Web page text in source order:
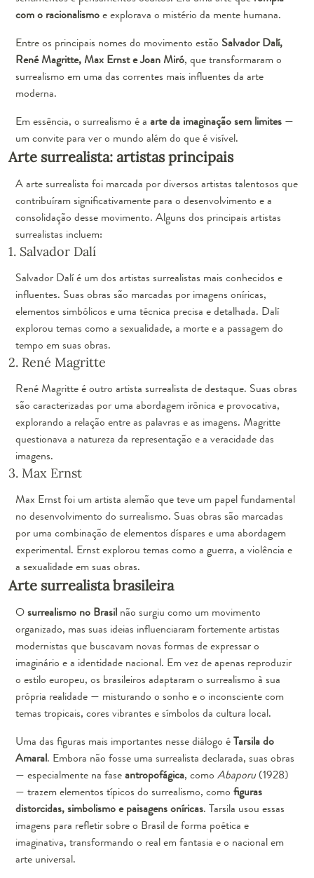
com o racionalismoe explorava o mistério da mente humana.
Entre os principais nomes do movimento estão Salvador Dalí,
René Magritte, Max Ernst e Joan Miró, que transformaram o
surrealismo em uma das correntes mais influentes da arte
moderna.
Em essência, o surrealismo é a arte da imaginação sem limites —
um convite para ver o mundo além do que é visível.
Arte surrealista: artistas principais
A arte surrealista foi marcada por diversos artistas talentosos que
contribuíram significativamente para o desenvolvimento e a
consolidação desse movimento. Alguns dos principais artistas
surrealistas incluem:
1. Salvador Dalí
Salvador Dalí é um dos artistas surrealistas mais conhecidos e
influentes. Suas obras são marcadas por imagens oníricas,
elementos simbólicos e uma técnica precisa e detalhada. Dalí
explorou temas como a sexualidade, a morte e a passagem do
tempo em suas obras.
2. René Magritte
René Magritte é outro artista surrealista de destaque. Suas obras
são caracterizadas por uma abordagem irônica e provocativa,
explorando a relação entre as palavras e as imagens. Magritte
questionava a natureza da representação e a veracidade das
imagens.
3. Max Ernst
Max Ernst foi um artista alemão que teve um papel fundamental
no desenvolvimento do surrealismo. Suas obras são marcadas
por uma combinação de elementos díspares e uma abordagem
experimental. Ernst explorou temas como a guerra, a violência e
a sexualidade em suas obras.
Arte surrealista brasileira
Osurrealismo no Brasil não surgiu como um movimento
organizado, mas suas ideias influenciaram fortemente artistas
modernistas que buscavam novas formas de expressar o
imaginário e a identidade nacional. Em vez de apenas reproduzir
o estilo europeu, os brasileiros adaptaram o surrealismo à sua
própria realidade — misturando o sonho e o inconsciente com
temas tropicais, cores vibrantes e símbolos da cultura local.
Uma das figuras mais importantes nesse diálogo éTarsila do
Amaral. Embora não fosse uma surrealista declarada, suas obras
— especialmente na faseantropofágica, como Abaporu (1928)
— trazem elementos típicos do surrealismo, como figuras
distorcidas, simbolismo e paisagens oníricas. Tarsila usou essas
imagens para refletir sobre o Brasil de forma poética e
imaginativa, transformando o real em fantasia e o nacional em
arte universal.